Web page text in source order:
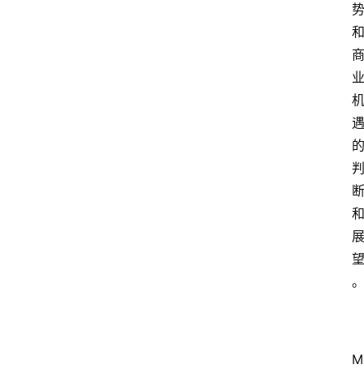
势
和
商
业
机
遇
的
判
断
和
展
望
。
M